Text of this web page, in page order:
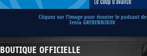
Cliquez sur l'image pour écouter le podcast de
Jenia GREBENNIKOV
BOUTIQUE OFFICIELLE